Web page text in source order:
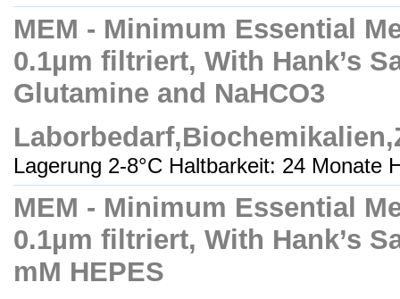
MEM - Minimum Essential
0.1µm filtriert, With Hank’s
Glutamine and NaHCO3
Lagerung 2-8°C Haltbarkeit: 24 Monate
MEM - Minimum Essential
0.1µm filtriert, With Hank’s
mM HEPES